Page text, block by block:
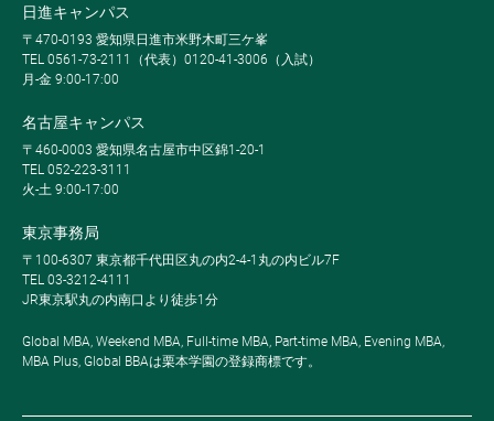
日進キャンパス
〒470-0193 愛知県日進市米野木町三ケ峯
TEL 0561-73-2111（代表）0120-41-3006（入試）
月-金 9:00-17:00
名古屋キャンパス
〒460-0003 愛知県名古屋市中区錦1-20-1
TEL 052-223-3111
火-土 9:00-17:00
東京事務局
〒100-6307 東京都千代田区丸の内2-4-1丸の内ビル7F
TEL 03-3212-4111
JR東京駅丸の内南口より徒歩1分
Global MBA, Weekend MBA, Full-time MBA, Part-time MBA, Evening MBA,
MBA Plus, Global BBAは栗本学園の登録商標です。